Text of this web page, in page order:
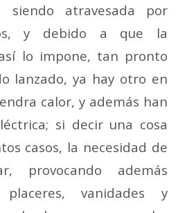
atravesada por
y debido a que la
lo impone, tan pronto
lanzado, ya hay otro en
calor, y además han
si decir una cosa
casos, la necesidad de
provocando además
placeres, vanidades y